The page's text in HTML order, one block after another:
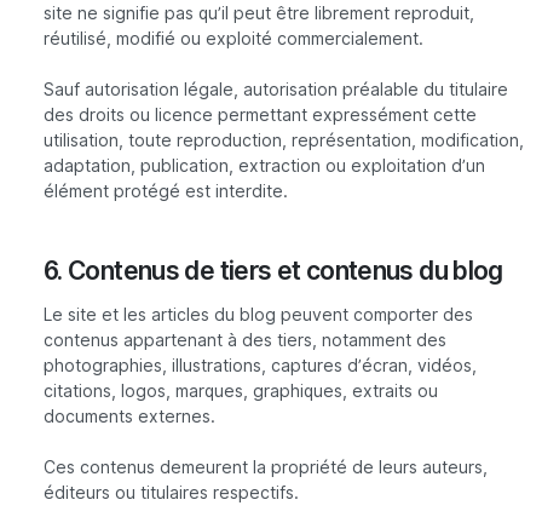
site ne signifie pas qu’il peut être librement reproduit,
réutilisé, modifié ou exploité commercialement.
Sauf autorisation légale, autorisation préalable du titulaire
des droits ou licence permettant expressément cette
utilisation, toute reproduction, représentation, modification,
adaptation, publication, extraction ou exploitation d’un
élément protégé est interdite.
6. Contenus de tiers et contenus du blog
Le site et les articles du blog peuvent comporter des
contenus appartenant à des tiers, notamment des
photographies, illustrations, captures d’écran, vidéos,
citations, logos, marques, graphiques, extraits ou
documents externes.
Ces contenus demeurent la propriété de leurs auteurs,
éditeurs ou titulaires respectifs.